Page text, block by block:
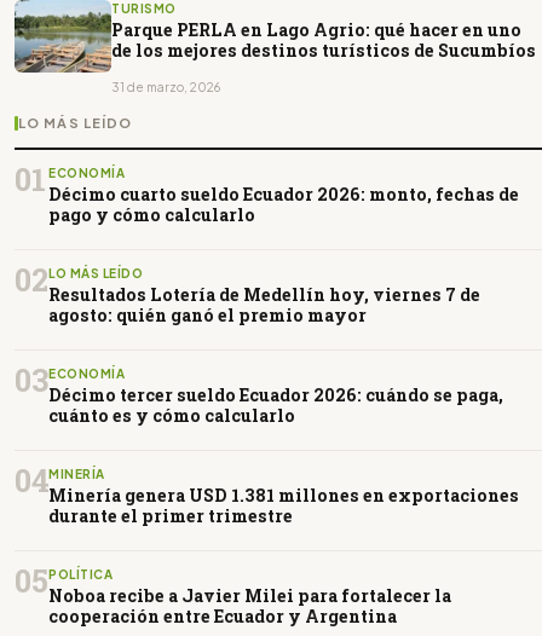
TURISMO
Parque PERLA en Lago Agrio: qué hacer en uno
de los mejores destinos turísticos de Sucumbíos
31 de marzo, 2026
LO MÁS LEÍDO
01 ECONOMÍA
Décimo cuarto sueldo Ecuador 2026: monto, fechas de
pago y cómo calcularlo
02 LO MÁS LEÍDO
Resultados Lotería de Medellín hoy, viernes 7 de
agosto: quién ganó el premio mayor
03ECONOMÍA
Décimo tercer sueldo Ecuador 2026: cuándo se paga,
cuánto es y cómo calcularlo
04MINERÍA
Minería genera USD 1.381 millones en exportaciones
durante el primer trimestre
05 POLÍTICA
Noboa recibe a Javier Milei para fortalecer la
cooperación entre Ecuador y Argentina